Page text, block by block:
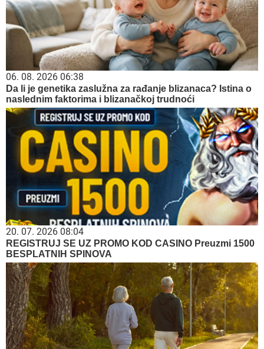
06. 08. 2026 06:38
Da li je genetika zaslužna za rađanje blizanaca? Istina o
naslednim faktorima i blizanačkoj trudnoći
20. 07. 2026 08:04
REGISTRUJ SE UZ PROMO KOD CASINO Preuzmi 1500
BESPLATNIH SPINOVA